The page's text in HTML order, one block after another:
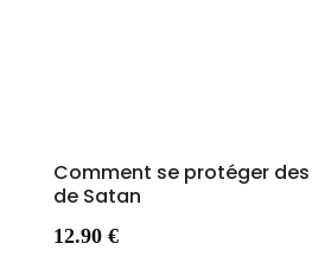
Comment se protéger
de Satan
12.90 €